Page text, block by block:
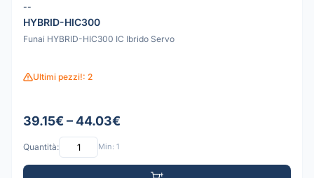
--
HYBRID-HIC300
Funai HYBRID-HIC300 IC Ibrido Servo
Ultimi pezzi!: 2
39.15€ – 44.03€
Quantità: Min: 1